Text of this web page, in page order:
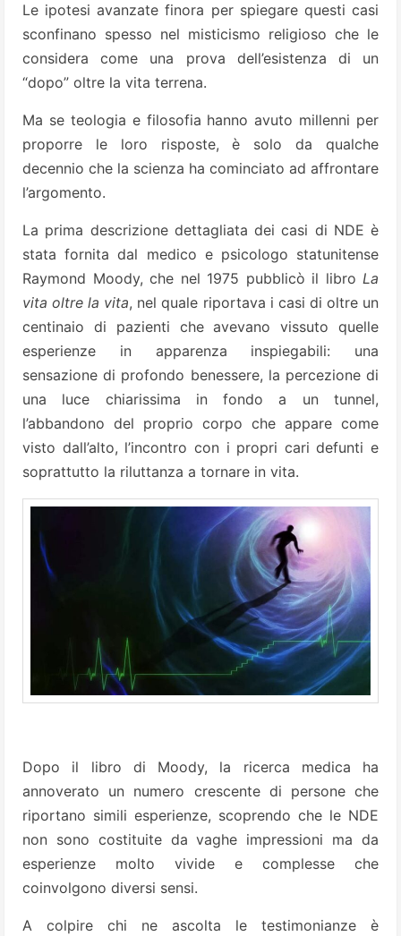
Le ipotesi avanzate finora per spiegare questi casi
sconfinano spesso nel misticismo religioso che le
considera come una prova dell’esistenza di un
“dopo” oltre la vita terrena.
Ma se teologia e filosofia hanno avuto millenni per
proporre le loro risposte, è solo da qualche
decennio che la scienza ha cominciato ad affrontare
l’argomento.
La prima descrizione dettagliata dei casi di NDE è
stata fornita dal medico e psicologo statunitense
Raymond Moody, che nel 1975 pubblicò il libro La
vita oltre la vita, nel quale riportava i casi di oltre un
centinaio di pazienti che avevano vissuto quelle
esperienze in apparenza inspiegabili: una
sensazione di profondo benessere, la percezione di
una luce chiarissima in fondo a un tunnel,
l’abbandono del proprio corpo che appare come
visto dall’alto, l’incontro con i propri cari defunti e
soprattutto la riluttanza a tornare in vita.
Dopo il libro di Moody, la ricerca medica ha
annoverato un numero crescente di persone che
riportano simili esperienze, scoprendo che le NDE
non sono costituite da vaghe impressioni ma da
esperienze molto vivide e complesse che
coinvolgono diversi sensi.
A colpire chi ne ascolta le testimonianze è